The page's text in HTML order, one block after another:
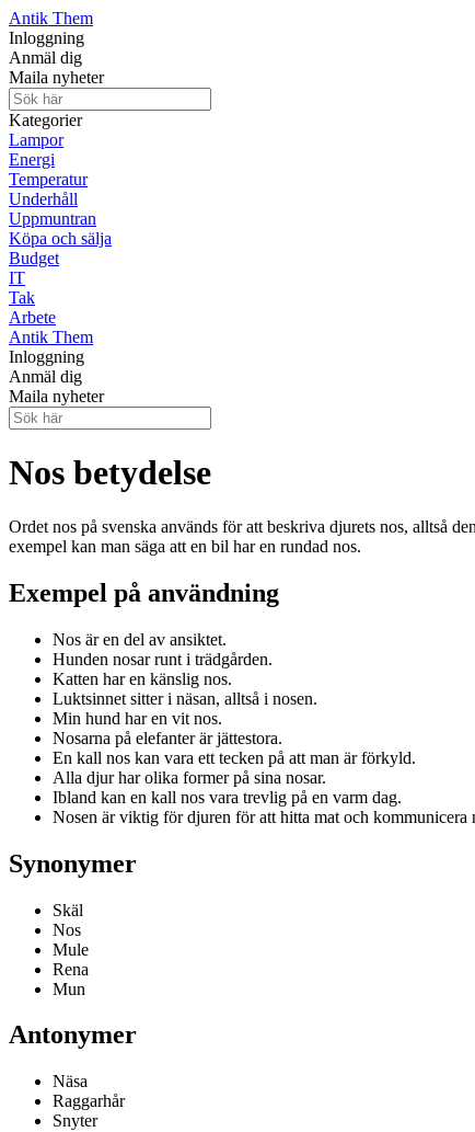
Antik Them
Inloggning
Anmäl dig
Maila nyheter
Kategorier
Lampor
Energi
Temperatur
Underhåll
Uppmuntran
Köpa och sälja
Budget
IT
Tak
Arbete
Antik Them
Inloggning
Anmäl dig
Maila nyheter
Nos betydelse
Ordet nos på svenska används för att beskriva djurets nos, alltså
exempel kan man säga att en bil har en rundad nos.
Exempel på användning
Nos är en del av ansiktet.
Hunden nosar runt i trädgården.
Katten har en känslig nos.
Luktsinnet sitter i näsan, alltså i nosen.
Min hund har en vit nos.
Nosarna på elefanter är jättestora.
En kall nos kan vara ett tecken på att man är förkyld.
Alla djur har olika former på sina nosar.
Ibland kan en kall nos vara trevlig på en varm dag.
Nosen är viktig för djuren för att hitta mat och kommunicera
Synonymer
Skäl
Nos
Mule
Rena
Mun
Antonymer
Näsa
Raggarhår
Snyter